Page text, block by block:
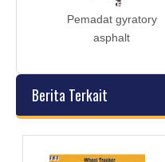
Pemadat gyratory
Berita Terkait